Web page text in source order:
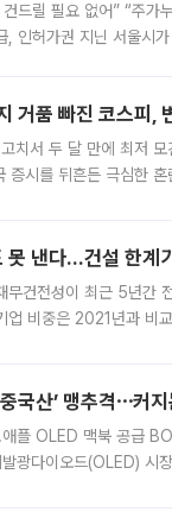
드릴 필요 없어” “주가
, 인허가권 지닌 서울시
거품 빠진 코스피,
치서 두 달 만에 최저 모
증시를 뒤흔든 극심한
못 낸다…건설 한
무건전성이 최근 5년간
업 비중은 2021년과 비
국산’ 맹추격⋯커
플 OLED 맥북 공급
광다이오드(OLED) 시